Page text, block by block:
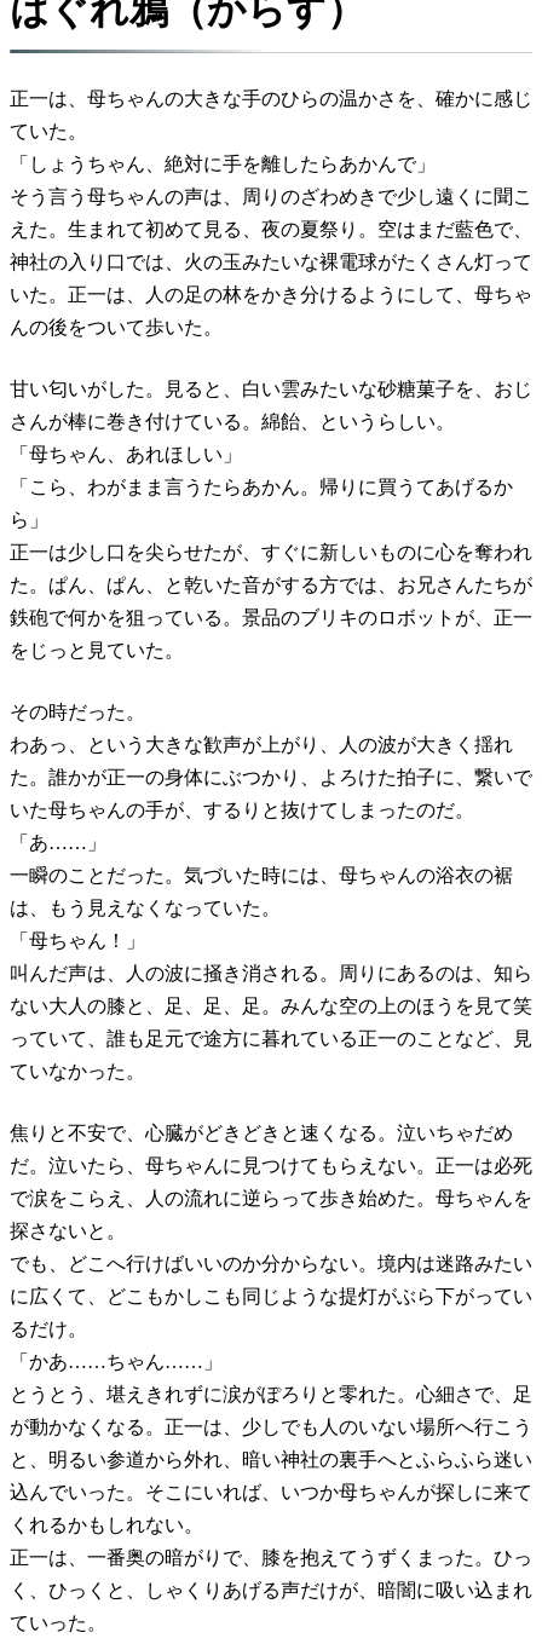
はぐれ鴉（からす）
正一は、母ちゃんの大きな手のひらの温かさを、確かに感じ
ていた。
「しょうちゃん、絶対に手を離したらあかんで」
そう言う母ちゃんの声は、周りのざわめきで少し遠くに聞こ
えた。生まれて初めて見る、夜の夏祭り。空はまだ藍色で、
神社の入り口では、火の玉みたいな裸電球がたくさん灯って
いた。正一は、人の足の林をかき分けるようにして、母ちゃ
んの後をついて歩いた。
甘い匂いがした。見ると、白い雲みたいな砂糖菓子を、おじ
さんが棒に巻き付けている。綿飴、というらしい。
「母ちゃん、あれほしい」
「こら、わがまま言うたらあかん。帰りに買うてあげるか
ら」
正一は少し口を尖らせたが、すぐに新しいものに心を奪われ
た。ぱん、ぱん、と乾いた音がする方では、お兄さんたちが
鉄砲で何かを狙っている。景品のブリキのロボットが、正一
をじっと見ていた。
その時だった。
わあっ、という大きな歓声が上がり、人の波が大きく揺れ
た。誰かが正一の身体にぶつかり、よろけた拍子に、繋いで
いた母ちゃんの手が、するりと抜けてしまったのだ。
「あ……」
一瞬のことだった。気づいた時には、母ちゃんの浴衣の裾
は、もう見えなくなっていた。
「母ちゃん！」
叫んだ声は、人の波に掻き消される。周りにあるのは、知ら
ない大人の膝と、足、足、足。みんな空の上のほうを見て笑
っていて、誰も足元で途方に暮れている正一のことなど、見
ていなかった。
焦りと不安で、心臓がどきどきと速くなる。泣いちゃだめ
だ。泣いたら、母ちゃんに見つけてもらえない。正一は必死
で涙をこらえ、人の流れに逆らって歩き始めた。母ちゃんを
探さないと。
でも、どこへ行けばいいのか分からない。境内は迷路みたい
に広くて、どこもかしこも同じような提灯がぶら下がってい
るだけ。
「かあ……ちゃん……」
とうとう、堪えきれずに涙がぽろりと零れた。心細さで、足
が動かなくなる。正一は、少しでも人のいない場所へ行こう
と、明るい参道から外れ、暗い神社の裏手へとふらふら迷い
込んでいった。そこにいれば、いつか母ちゃんが探しに来て
くれるかもしれない。
正一は、一番奥の暗がりで、膝を抱えてうずくまった。ひっ
く、ひっくと、しゃくりあげる声だけが、暗闇に吸い込まれ
ていった。